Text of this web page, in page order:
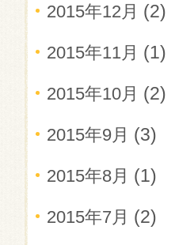
2015年12月 (2)
2015年11月 (1)
2015年10月 (2)
2015年9月 (3)
2015年8月 (1)
2015年7月 (2)